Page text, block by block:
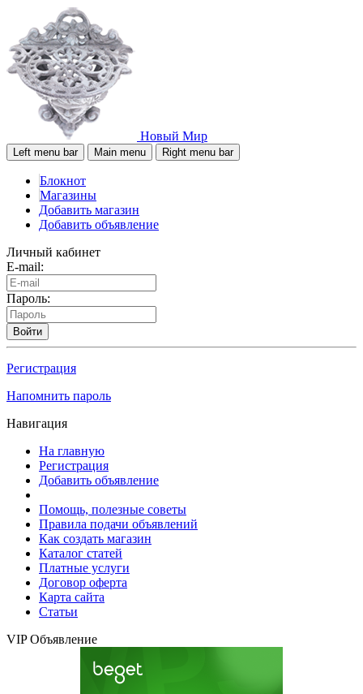
Новый Мир
Left menu bar Main menu Right menu bar
Блокнот
Магазины
Добавить магазин
Добавить объявление
Личный кабинет
E-mail:
Пароль:
Войти
Регистрация
Напомнить пароль
Навигация
На главную
Регистрация
Добавить объявление
Помощь, полезные советы
Правила подачи объявлений
Как создать магазин
Каталог статей
Платные услуги
Договор оферта
Карта сайта
Статьи
VIP Объявление